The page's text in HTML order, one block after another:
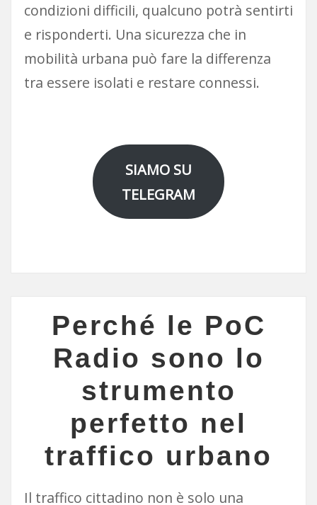
condizioni difficili, qualcuno potrà sentirti
e risponderti. Una sicurezza che in
mobilità urbana può fare la differenza
tra essere isolati e restare connessi.
SIAMO SU
TELEGRAM
Perché le PoC
Radio sono lo
strumento
perfetto nel
traffico urbano
Il traffico cittadino non è solo una